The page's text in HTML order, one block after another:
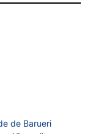
de Barueri